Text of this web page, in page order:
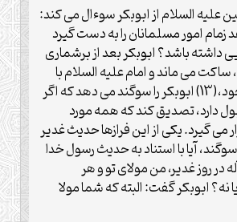
علیه السلام از ابوبکر سوءال می کند:
امور مسلمانان را به دست گیرد
داشته باشد؟ ابوبکر بعد از برشماری
می ماند و امام علیه السلام با
بیان ویژگی های خود،(13) ابوبکر را سوگند می دهد که اگر
دارد، تصدیق کند که همه مورد
می گیرد. یکی از این فرازها حدیث غدیر
آیا با استناد به حدیث رسول خدا
در روز غدیر، من مولای تو و هر
ابوبکر گفت: البته که شما مولا